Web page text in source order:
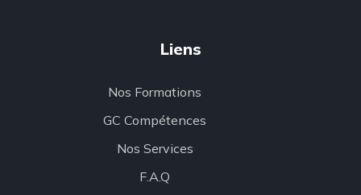
Liens
Nos Formations
GC Compétences
Nos Services
F.A.Q